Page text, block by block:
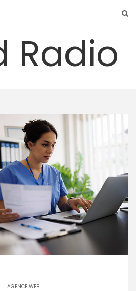
Radio
AGENCE WEB